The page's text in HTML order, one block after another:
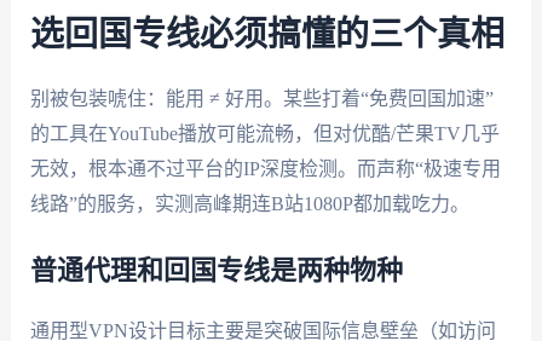
选回国专线必须搞懂的三个真相
别被包装唬住：能用 ≠ 好用。某些打着“免费回国加速”
的工具在YouTube播放可能流畅，但对优酷/芒果TV几乎
无效，根本通不过平台的IP深度检测。而声称“极速专用
线路”的服务，实测高峰期连B站1080P都加载吃力。
普通代理和回国专线是两种物种
通用型VPN设计目标主要是突破国际信息壁垒（如访问